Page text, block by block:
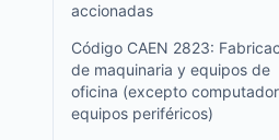
accionadas
Código CAEN 2823:
de maquinaria y equipos de
oficina (excepto
equipos periféricos)